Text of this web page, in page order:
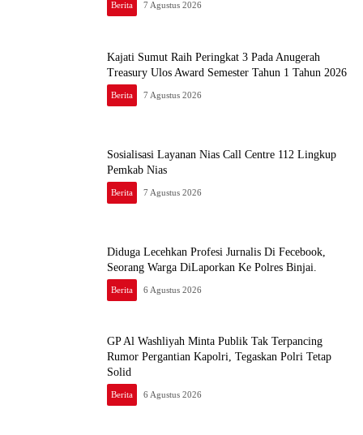
Berita 7 Agustus 2026
Kajati Sumut Raih Peringkat 3 Pada Anugerah
Treasury Ulos Award Semester Tahun 1 Tahun 2026
Berita 7 Agustus 2026
Sosialisasi Layanan Nias Call Centre 112 Lingkup
Pemkab Nias
Berita 7 Agustus 2026
Diduga Lecehkan Profesi Jurnalis Di Fecebook,
Seorang Warga DiLaporkan Ke Polres Binjai.
Berita 6 Agustus 2026
GP Al Washliyah Minta Publik Tak Terpancing
Rumor Pergantian Kapolri, Tegaskan Polri Tetap
Solid
Berita 6 Agustus 2026